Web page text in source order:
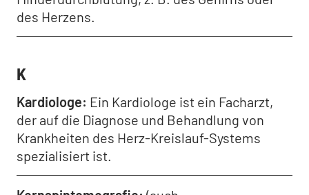
des Herzens.
K
Kardiologe Ein Kardiologe ist ein Facharzt,
der auf die Diagnose und Behandlung von
Krankheiten des Herz-Kreislauf-Systems
spezialisiert ist.